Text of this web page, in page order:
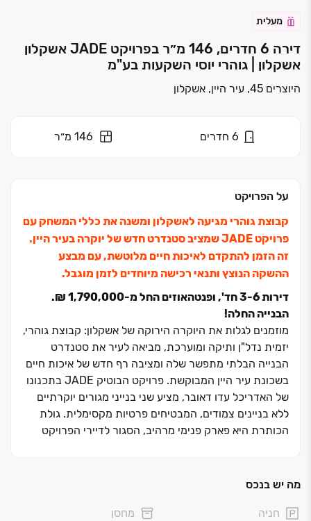
מעלית
דירה 6 חדרים, 146 מ״ר בפרויקט JADE אשקלון
אשקלון | גוהרי יוסי השקעות בע"מ
היוצרים 45, עיר היין, אשקלון
6 חדרים 146 מ״ר
על הפרויקט
קבוצת גוהרי מגיעה לאשקלון ומשנה את כללי המשחק עם
פרויקט JADE שמציב סטנדרט חדש של יוקרה בעיר היין.
זה הזמן להתקדם לאיכות חיים מלוטשת, עם מבצע
ההשקה הנוצץ ותנאי רכישה מיוחדים לזמן מוגבל.
דירות ‏3-6 חד', ופנטהאוזים החל מ‏-1,790,000 ‏₪.
הבנייה החלה!
מוזמנים לגלות את היוקרה הירוקה של אשקלון: קבוצת גוהרי,
יזמית נדל"ן ותיקה ומוערכת, מביאה לעיר את סטנדרט
הבנייה הבלתי מתפשר שלה ומציבה רף חדש של איכות חיים
בשכונת עיר היין המבוקשת. פרויקט הבוטיק JADE בתכנונו
של האדריכל עדו דאובר, מציע שני בנייני מגורים יוקרתיים
ללא בניינים צמודים, המבטיחים פרטיות מקסימלית. גולת
הכותרת היא פארק פנימי מרהיב, הסגור לדיירי הפרויקט
מרווחות, דירות גן, ופנטהאוזים ייחודיים הכוללים בריכות
מה יש בנכס
חניה מחסן